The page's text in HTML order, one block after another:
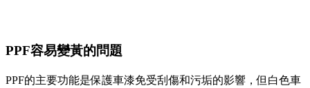
PPF容易變黃的問題
PPF的主要功能是保護車漆免受刮傷和污垢的影響，但白色車